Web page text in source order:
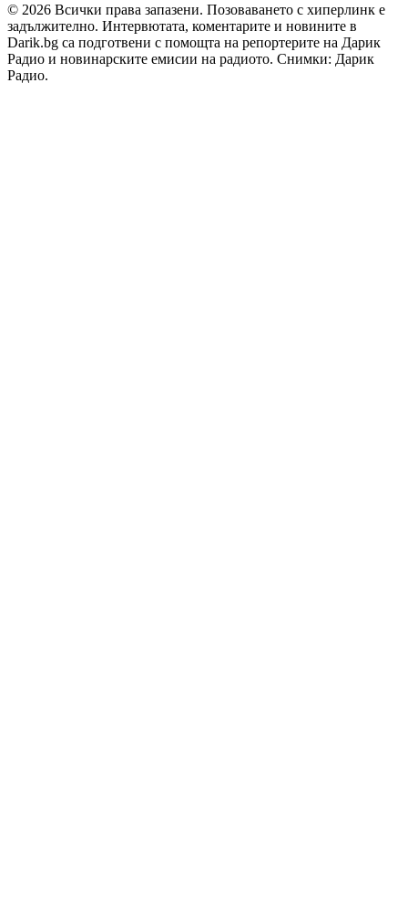
© 2026 Всички права запазени. Позоваването с хиперлинк е
задължително. Интервютата, коментарите и новините в
Darik.bg са подготвени с помощта на репортерите на Дарик
Радио и новинарските емисии на радиото. Снимки: Дарик
Радио.